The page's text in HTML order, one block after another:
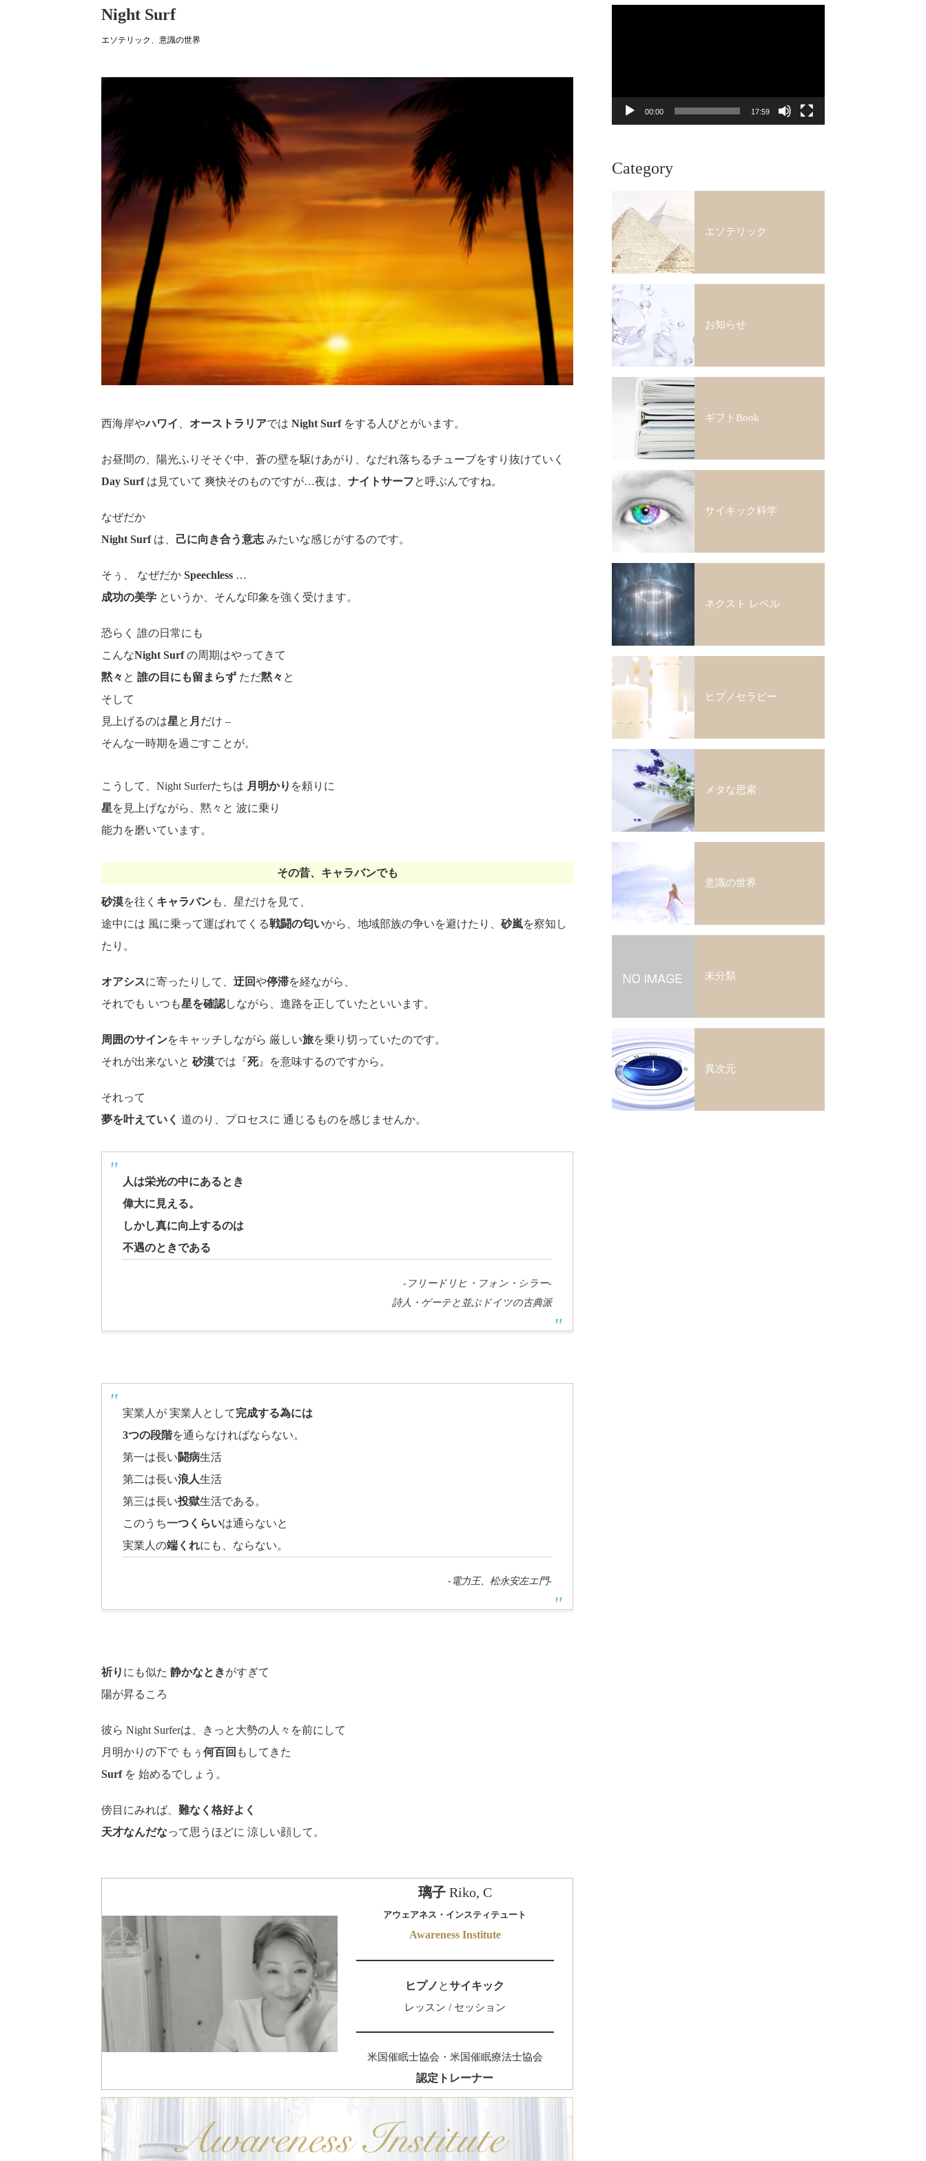
Night Surf
エソテリック 、 意識の世界
西海岸やハワイ オーストラリアでは Night Surf をする人びとがいます。
お昼間の、陽光ふりそそぐ中、蒼の壁を駆けあがり、なだれ落ちるチューブをすり抜けていく
Day Surf は見ていて 爽快そのものですが…夜は、 ナイトサーフと呼ぶんですね。
なぜだか
Night Surfは、 己に向き合う意志 みたいな感じがするのです。
そぅ、 なぜだか Speechless …
成功の美学 というか、そんな印象を強く受けます。
恐らく 誰の日常にも
こんなNight Surfの周期はやってきて
黙々 と 誰の目にも留まらず ただ黙々 と
そして
見上げるのは星と 月 だけ –
そんな一時期を過ごすことが。
こうして、Night Surferたちは 月明かり を頼りに
星を見上げながら、黙々と 波に乗り
能力を磨いています。
その昔、キャラバンでも
砂漠を往く キャラバンも、星だけを見て、
途中には 風に乗って運ばれてくる戦闘の匂いから、地域部族の争いを避けたり、 砂嵐を察知し
たり。
オアシスに寄ったりして、 迂回や停滞を経ながら、
それでも いつも星を確認しながら、進路を正していたといいます。
周囲のサインをキャッチしながら 厳しい旅を乗り切っていたのです。
それが出来ないと 砂漠では『死』を意味するのですから。
それって
夢を叶えていく 道のり、プロセスに 通じるものを感じませんか。
人は栄光の中にあるとき
偉大に見える。
しかし真に向上するのは
不遇のときである
-フリードリヒ・フォン・シラー-
詩人・ゲーテと並ぶドイツの古典派
実業人が 実業人として完成する為には
3つの段階を通らなければならない。
第一は長い闘病生活
第二は長い浪人生活
第三は長い投獄生活である。
このうち一つくらいは通らないと
実業人の端くれにも、ならない。
-電力王、松永安左エ門-
祈り にも似た 静かなときがすぎて
陽が昇るころ
彼ら Night Surferは、きっと大勢の人々を前にして
月明かりの下で もぅ 何百回 もしてきた
Surfを 始めるでしょう。
傍目にみれば、 難なく格好よく
天才なんだなって思うほどに 涼しい顔して。
璃子Riko, C
アウェアネス・インスティテュート
Awareness Institute
ヒプノ とサイキック
レッスン / セッション
米国催眠士協会・米国催眠療法士協会
認定トレーナー
ー
00:00 17:59
Category
エソテリック
お知らせ
ギフトBook
サイキック科学
ネクスト レベル
ヒプノセラピー
メタな思索
意識の世界
未分類
異次元